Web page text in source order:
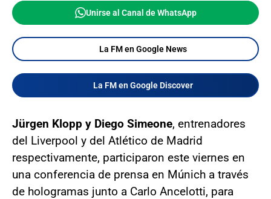
Unirse al Canal de WhatsApp
La FM en Google News
La FM en Google Discover
Jürgen Klopp y Diego Simeone, entrenadores
del Liverpool y del Atlético de Madrid
respectivamente, participaron este viernes en
una conferencia de prensa en Múnich a través
de hologramas junto a Carlo Ancelotti, para